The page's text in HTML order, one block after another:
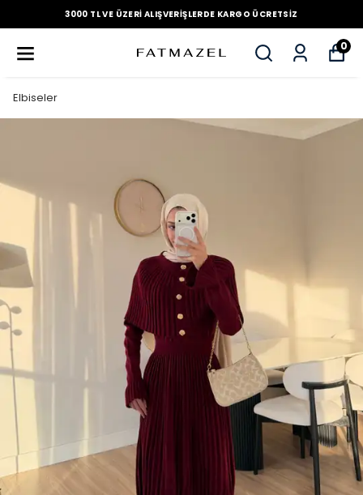
3000 TL VE ÜZERI ALIŞVERIŞLERDE KARGO ÜCRETSIZ
0
Elbiseler